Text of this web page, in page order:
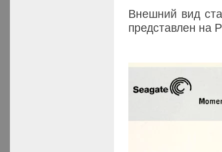
Внешний вид
представлен на